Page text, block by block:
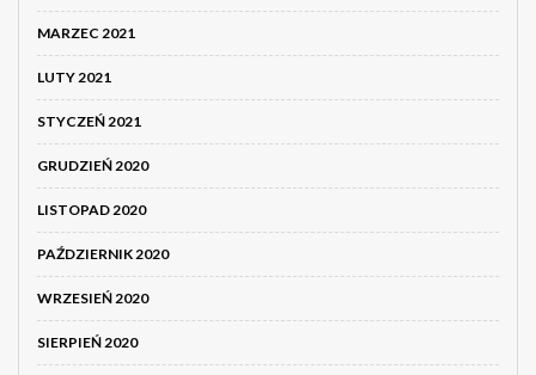
MARZEC 2021
LUTY 2021
STYCZEŃ 2021
GRUDZIEŃ 2020
LISTOPAD 2020
PAŹDZIERNIK 2020
WRZESIEŃ 2020
SIERPIEŃ 2020